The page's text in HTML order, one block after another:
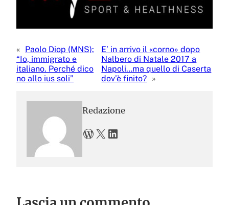
« Paolo Diop (MNS):
“Io, immigrato e
italiano. Perché dico
no allo ius soli”
E’ in arrivo il «corno» dopo
Nalbero di Natale 2017 a
Napoli…ma quello di Caserta
dov’è finito? »
Redazione
WordPress X LinkedIn